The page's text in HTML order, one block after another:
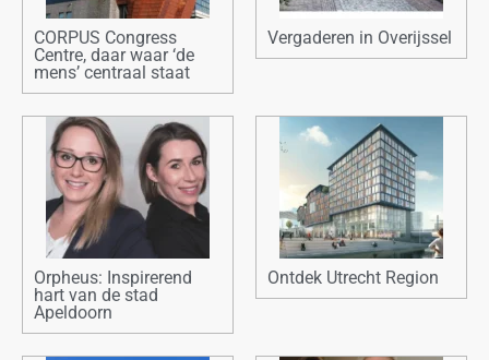
CORPUS Congress
Centre, daar waar ‘de
mens’ centraal staat
Vergaderen in Overijssel
Orpheus: Inspirerend
hart van de stad
Apeldoorn
Ontdek Utrecht Region